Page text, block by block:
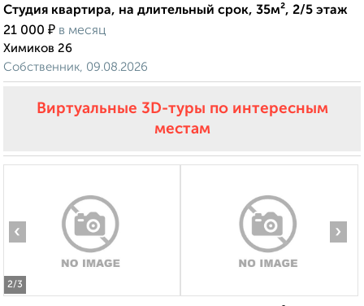
Студия квартира, на длительный срок, 35м², 2/5 этаж
21 000 ₽ в месяц
Химиков 26
Собственник, 09.08.2026
Виртуальные 3D-туры по интересным
местам
2/3
‹ ›